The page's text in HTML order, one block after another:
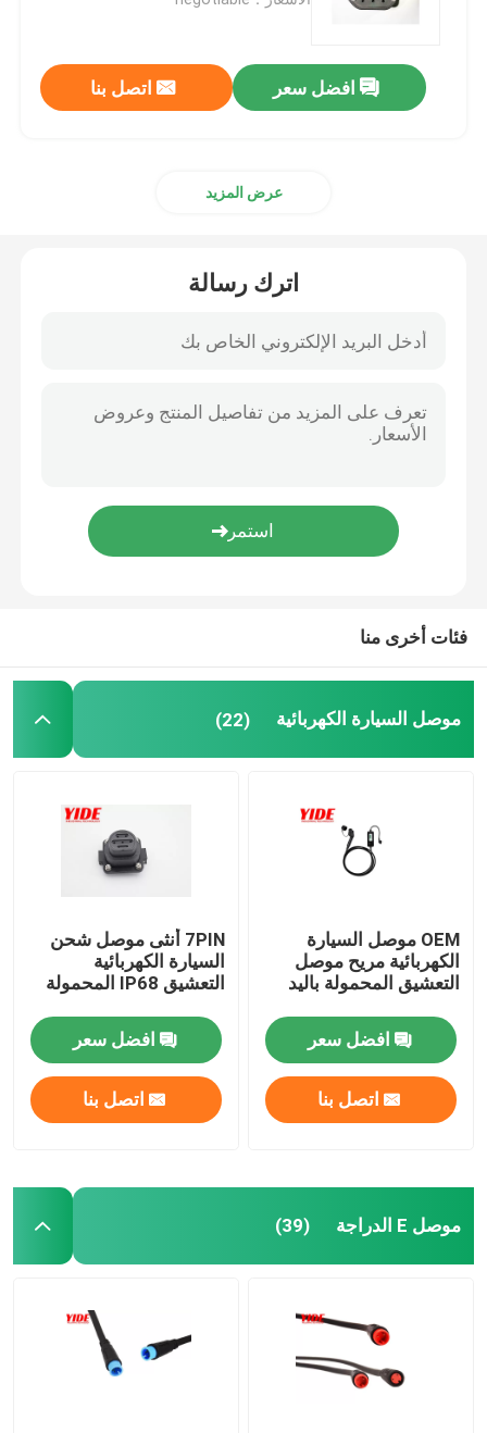
موصل قابس الطيران
مقبس توصيل الطيران
موصلات الطاقة الصناعية
افضل سعر اتصل بنا
عرض المزيد
اترك رسالة
فئات أخرى منا
موصل السيارة الكهربائية (22)
OEM موصل السيارة
الكهربائية مريح موصل
التعشيق المحمولة باليد
افضل سعر
اتصل بنا
7PIN أنثى موصل شحن
السيارة الكهربائية
التعشيق IP68 المحمولة
افضل سعر
اتصل بنا
موصل E الدراجة (39)